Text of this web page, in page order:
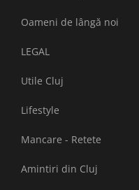
Oameni de lângă noi
LEGAL
Utile Cluj
Lifestyle
Mancare - Retete
Amintiri din Cluj